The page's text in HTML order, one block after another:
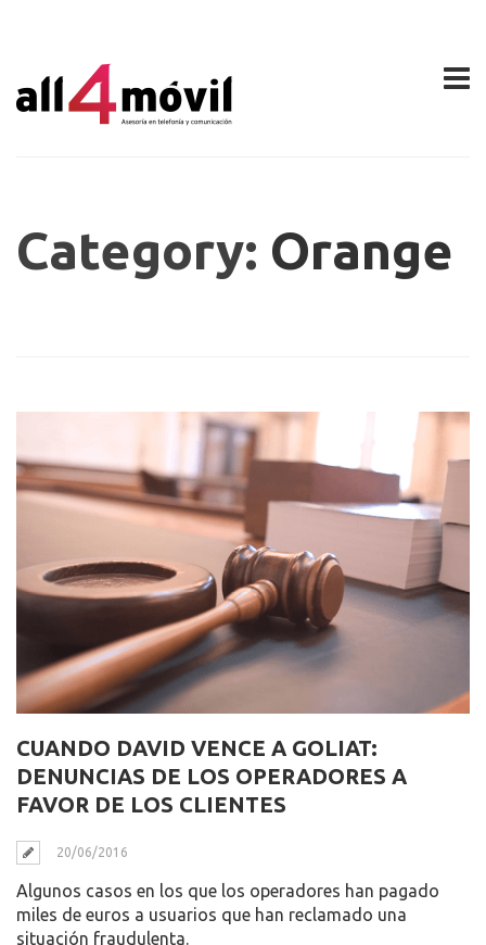
Category: Orange
CUANDO DAVID VENCE A GOLIAT:
DENUNCIAS DE LOS OPERADORES A
FAVOR DE LOS CLIENTES
20/06/2016
Algunos casos en los que los operadores han pagado
miles de euros a usuarios que han reclamado una
situación fraudulenta.